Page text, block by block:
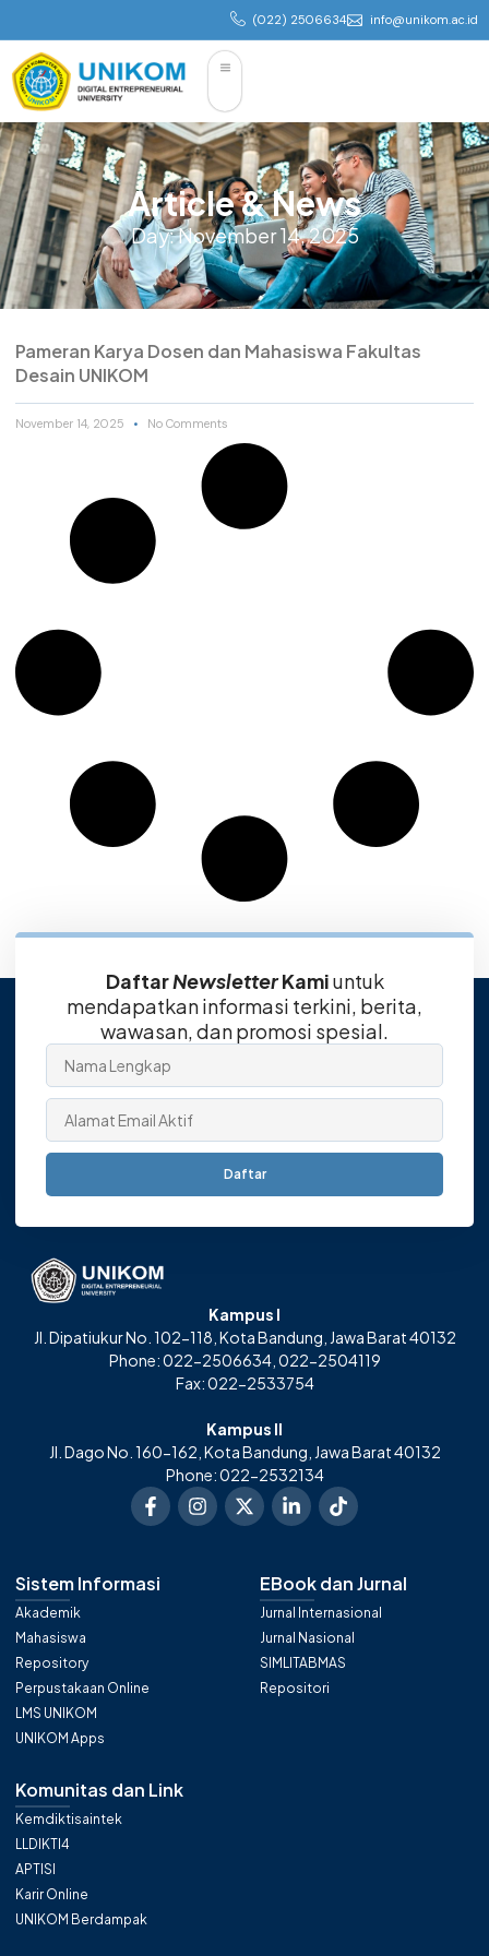
(022) 2506634 info@unikom.ac.id
Article & News
Day: November 14, 2025
Pameran Karya Dosen dan Mahasiswa Fakultas
Desain UNIKOM
November 14, 2025 No Comments
DaftarNewsletterKamiuntuk
mendapatkan informasi terkini, berita,
wawasan, dan promosi spesial.
Daftar
Kampus I
Jl. Dipatiukur No. 102-118, Kota Bandung, Jawa Barat 40132
Phone: 022-2506634, 022-2504119
Fax: 022-2533754
Kampus II
Jl. Dago No. 160-162, Kota Bandung, Jawa Barat 40132
Phone: 022-2532134
Sistem Informasi
Akademik
Mahasiswa
Repository
Perpustakaan Online
LMS UNIKOM
UNIKOM Apps
EBook dan Jurnal
Jurnal Internasional
Jurnal Nasional
SIMLITABMAS
Repositori
Komunitas dan Link
Kemdiktisaintek
LLDIKTI4
APTISI
Karir Online
UNIKOM Berdampak